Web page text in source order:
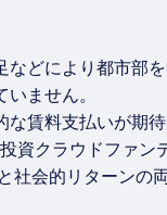
などにより都市部
ません。
賃料支払いが期
資クラウドファ
社会的リターンの